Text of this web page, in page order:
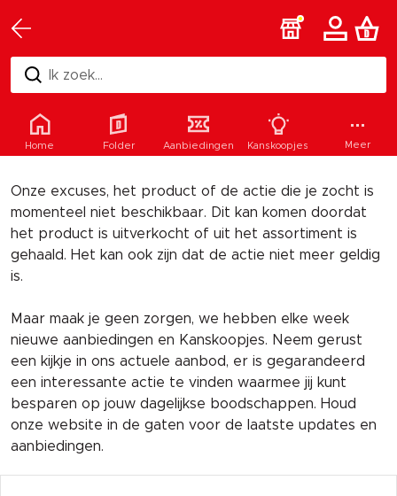
Ik zoek...
Helaas
Onze excuses, het product of de actie die je zocht is
momenteel niet beschikbaar. Dit kan komen doordat
het product is uitverkocht of uit het assortiment is
gehaald. Het kan ook zijn dat de actie niet meer geldig
is.
Maar maak je geen zorgen, we hebben elke week
nieuwe aanbiedingen en Kanskoopjes. Neem gerust
een kijkje in ons actuele aanbod, er is gegarandeerd
een interessante actie te vinden waarmee jij kunt
besparen op jouw dagelijkse boodschappen. Houd
onze website in de gaten voor de laatste updates en
aanbiedingen.
Home Folder Aanbiedingen Kanskoopjes Meer